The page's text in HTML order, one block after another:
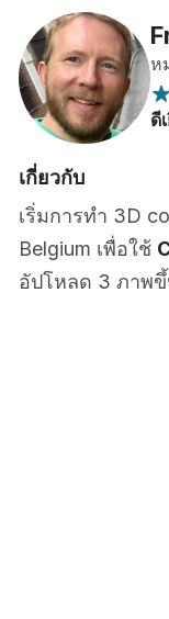
ห
ดี
เกี่ยวกับ
เริ่มการทำ 3D
Belgium เพื่อใช้
อัปโหลด 3 ภาพ